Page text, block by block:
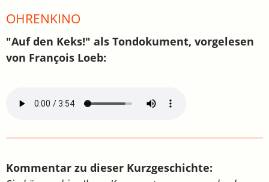
OHRENKINO
"Auf den Keks!" als Tondokument, vorgelesen
von François Loeb:
Kommentar zu dieser Kurzgeschichte: